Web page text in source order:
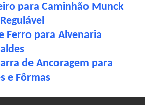
para Caminhão Munck
Ferro para Alvenaria
de Ancoragem para
e Fôrmas